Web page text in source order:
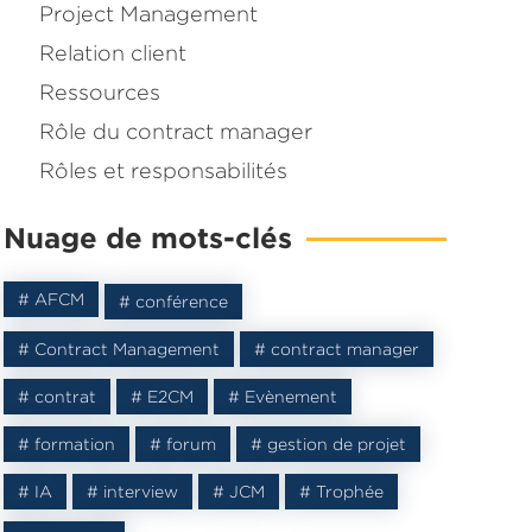
Project Management
Relation client
Ressources
Rôle du contract manager
Rôles et responsabilités
Nuage de mots-clés
# AFCM # conférence
# Contract Management # contract manager
# contrat # E2CM # Evènement
# formation # forum # gestion de projet
# IA # interview # JCM # Trophée
une